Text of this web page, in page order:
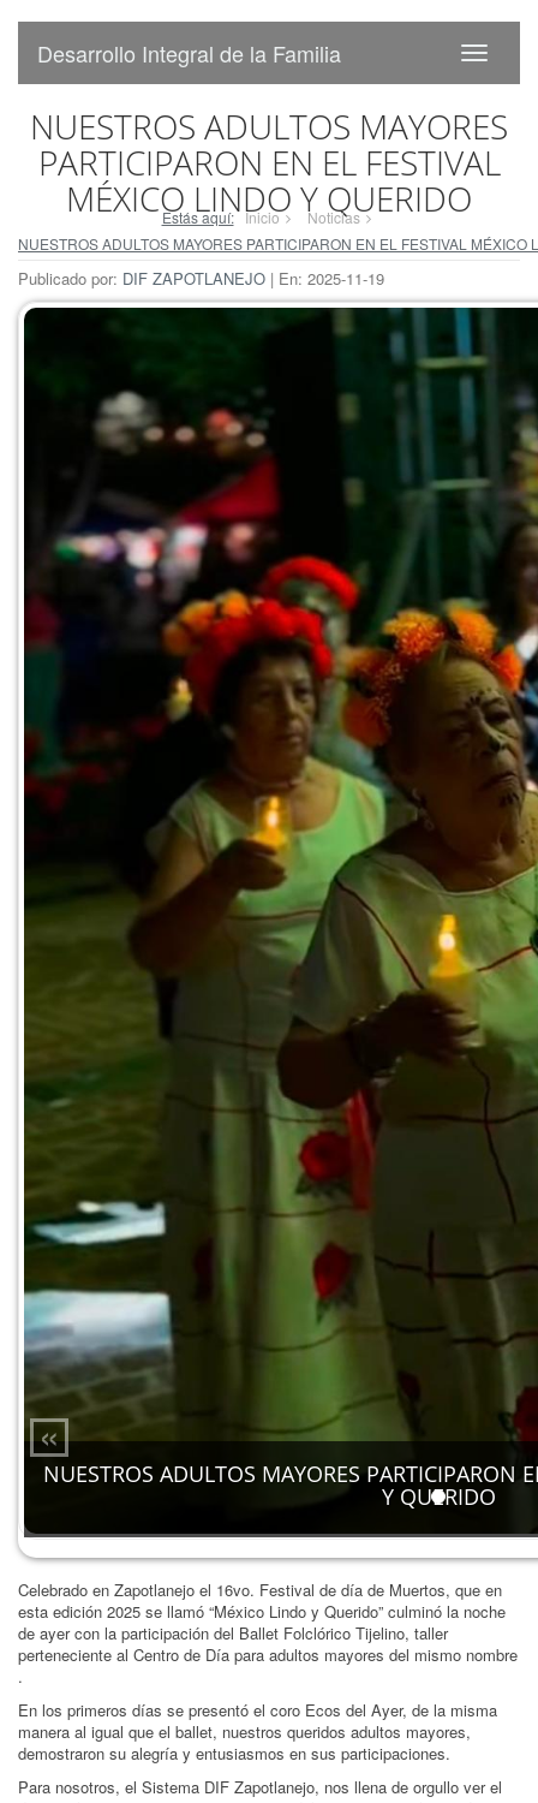
Desarrollo Integral de la Familia
NUESTROS ADULTOS MAYORES
PARTICIPARON EN EL FESTIVAL
MÉXICO LINDO Y QUERIDO
Estás aquí: Inicio
Noticias
NUESTROS ADULTOS MAYORES PARTICIPARON EN EL FESTIVAL MÉXICO
Publicado por: DIF ZAPOTLANEJO | En: 2025-11-19
NUESTROS ADULTOS MAYORES PARTICIPARON
Y QUERIDO
«
Celebrado en Zapotlanejo el 16vo. Festival de día de Muertos, que en
esta edición 2025 se llamó “México Lindo y Querido” culminó la noche
de ayer con la participación del Ballet Folclórico Tijelino, taller
perteneciente al Centro de Día para adultos mayores del mismo nombre
.
En los primeros días se presentó el coro Ecos del Ayer, de la misma
manera al igual que el ballet, nuestros queridos adultos mayores,
demostraron su alegría y entusiasmos en sus participaciones.
Para nosotros, el Sistema DIF Zapotlanejo, nos llena de orgullo ver el